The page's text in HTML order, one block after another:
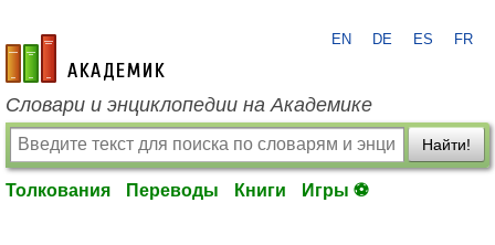
academic.ru
EN DE ES FR
Словари и энциклопедии на Академике
Найти!
Толкования Переводы Книги Игры ⚽